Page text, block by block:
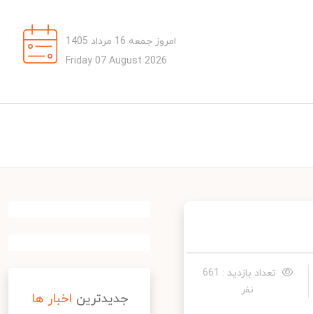
امروز جمعه 16 مرداد 1405
Friday 07 August 2026
تعداد بازدید : 661
نفر
جدیدترین اخبار ها